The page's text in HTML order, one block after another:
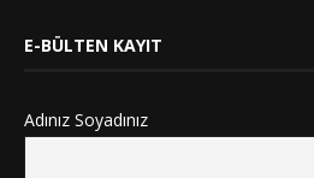
E-BÜLTEN KAYIT
Adınız Soyadınız